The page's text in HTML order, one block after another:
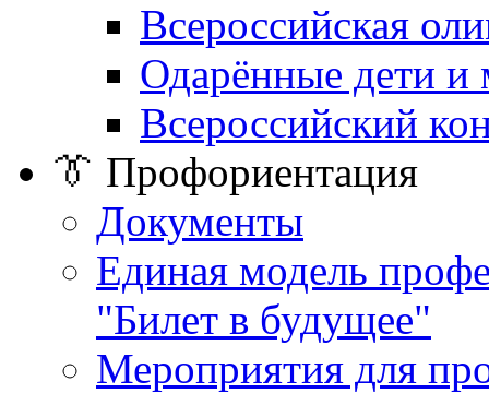
Всероссийская
Одарённые дети и
Всероссийский
👔 Профориентация
Документы
Единая модель
"Билет в будущее"
Мероприятия для